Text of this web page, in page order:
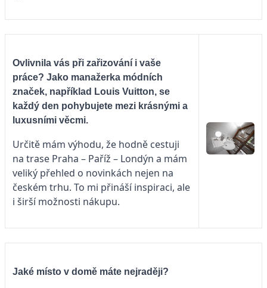
Ovlivnila vás při zařizování i vaše
práce? Jako manažerka módních
značek, například Louis Vuitton, se
každý den pohybujete mezi krásnými a
luxusními věcmi.
Určitě mám výhodu, že hodně cestuji
na trase Praha – Paříž – Londýn a mám
veliký přehled o novinkách nejen na
českém trhu. To mi přináší inspiraci, ale
i širší možnosti nákupu.
Jaké místo v domě máte nejraději?